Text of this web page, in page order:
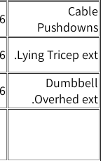
דחיפת כבל למטה
מתיחת תלת-ראשי
בשכיבה
מתיחת משקולת מעל
הראש